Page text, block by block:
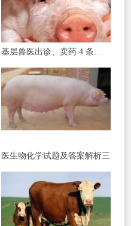
医生物化学试题及答案解析三